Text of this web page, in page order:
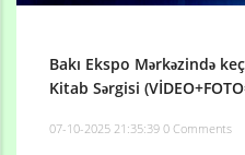
Bakı Ekspo Mərkəzində
Kitab Sərgisi
07-10-2025 21:35:39 0 Comments